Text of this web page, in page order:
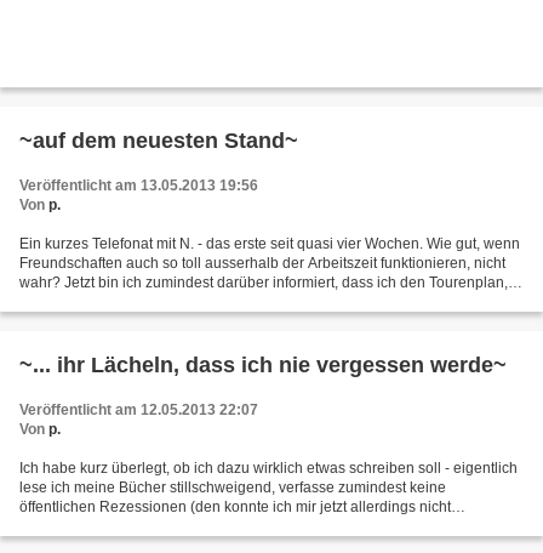
~auf dem neuesten Stand~
Veröffentlicht am 13.05.2013 19:56
Von p.
Ein kurzes Telefonat mit N. - das erste seit quasi vier Wochen. Wie gut, wenn
Freundschaften auch so toll ausserhalb der Arbeitszeit funktionieren, nicht
wahr? Jetzt bin ich zumindest darüber informiert, dass ich den Tourenplan,
~... ihr Lächeln, dass ich nie vergessen werde~
Veröffentlicht am 12.05.2013 22:07
Von p.
Ich habe kurz überlegt, ob ich dazu wirklich etwas schreiben soll - eigentlich
lese ich meine Bücher stillschweigend, verfasse zumindest keine
öffentlichen Rezessionen (den konnte ich mir jetzt allerdings nicht